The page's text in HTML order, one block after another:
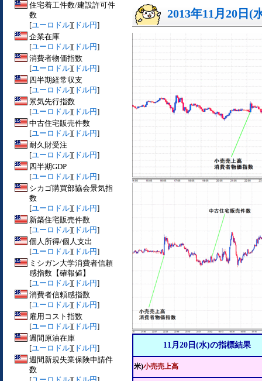
住宅着工件数/建設許可件
数
[ユーロドル][ ドル円]
企業在庫
[ユーロドル][ ドル円]
消費者物価指数
[ユーロドル][ ドル円]
四半期経常収支
[ユーロドル][ ドル円]
景気先行指数
[ユーロドル][ ドル円]
中古住宅販売件数
[ユーロドル][ ドル円]
耐久財受注
[ユーロドル][ ドル円]
四半期GDP
[ユーロドル][ ドル円]
シカゴ購買部協会景気指
数
[ユーロドル][ ドル円]
新築住宅販売件数
[ユーロドル][ ドル円]
個人所得/個人支出
[ユーロドル][ ドル円]
ミシガン大学消費者信頼
感指数【確報値】
[ユーロドル][ ドル円]
消費者信頼感指数
[ユーロドル][ ドル円]
雇用コスト指数
[ユーロドル][ ドル円]
週間原油在庫
[ユーロドル][ ドル円]
週間新規失業保険申請件
数
2013年11月20日(
11月20日(水)の指標結果
米)小売売上高